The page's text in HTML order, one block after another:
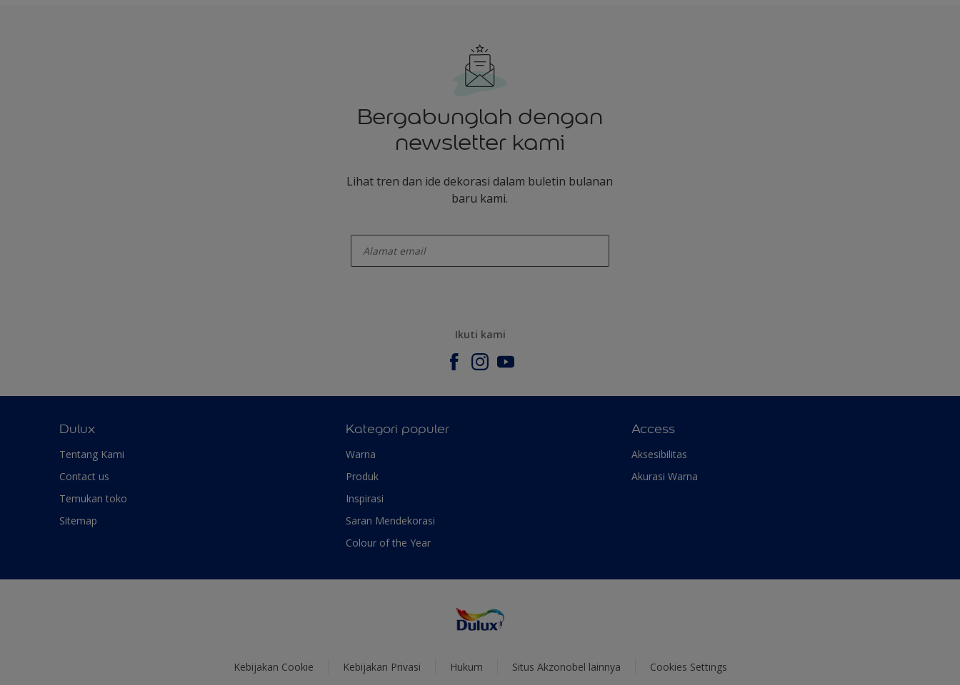
Bergabunglah dengan
newsletter kami
Lihat tren dan ide dekorasi dalam buletin bulanan
baru kami.
Ikuti kami
Dulux
Tentang Kami
Contact us
Temukan toko
Sitemap
Kategori populer
Warna
Produk
Inspirasi
Saran Mendekorasi
Colour of the Year
Access
Aksesibilitas
Akurasi Warna
Kebijakan Cookie Kebijakan Privasi Hukum Situs Akzonobel lainnya Cookies Settings